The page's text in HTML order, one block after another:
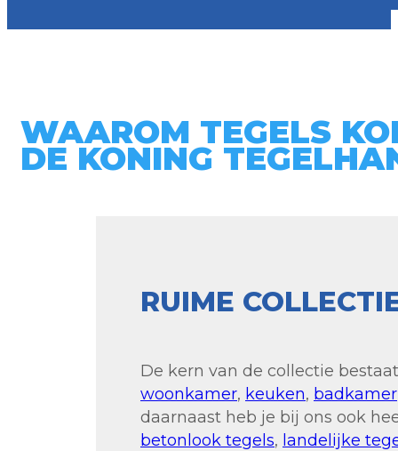
WAAROM TEGELS
DE KONING
RUIME
De kern van de collectie
woonkamer, keuken, badkamer
daarnaast heb je bij ons ook
betonlook tegels, landelijke